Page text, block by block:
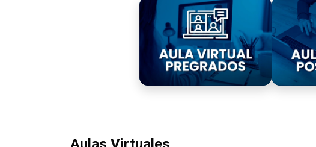
Saltar [Cocoon] About (Text with Image)